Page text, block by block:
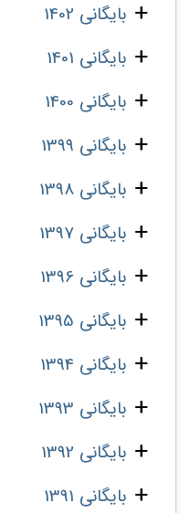
بایگانی 1402
بایگانی 1401
بایگانی 1400
بایگانی 1399
بایگانی 1398
بایگانی 1397
بایگانی 1396
بایگانی 1395
بایگانی 1394
بایگانی 1393
بایگانی 1392
بایگانی 1391